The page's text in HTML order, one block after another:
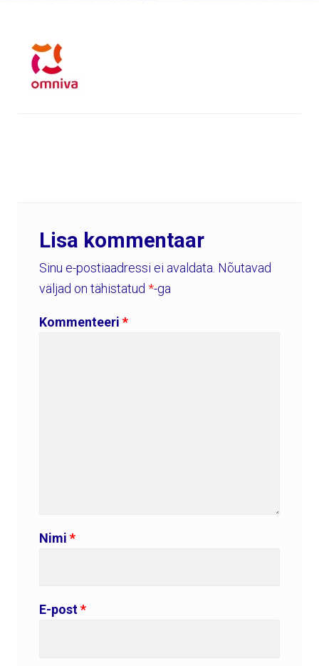
Lisa kommentaar
Sinu e-postiaadressi ei avaldata. Nõutavad
väljad on tähistatud *-ga
Kommenteeri *
Nimi *
E-post*